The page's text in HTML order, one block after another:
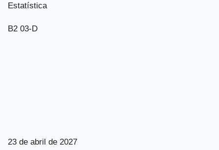
Estatística
B2 03-D
23 de abril de 2027